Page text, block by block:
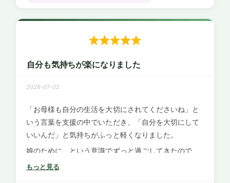
男への声かけを具体的に教わり実践していきました。
私の軸がしっかりすると、自然と家の中が落ち着き、
っていきました。
がる指摘をくれて感謝しています。
自分も気持ちが楽になりました
2026-07-02
「お母様も自分の生活を大切にされてくださいね」と
いう言葉を支援の中でいただき、「自分を大切にして
いいんだ」と気持ちがふっと軽くなりました。
娘のために、という意識でずっと過ごしてきたので、
趣味を楽しんだり外出したりすることにいつの間にか
もっと見る